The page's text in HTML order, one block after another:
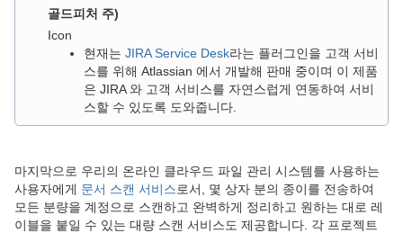
골드피처 주)
Icon
현재는 JIRA Service Desk라는 플러그인을 고객 서비
스를 위해 Atlassian 에서 개발해 판매 중이며 이 제품
은 JIRA 와 고객 서비스를 자연스럽게 연동하여 서비
스할 수 있도록 도와줍니다.
마지막으로 우리의 온라인 클라우드 파일 관리 시스템를 사용하는
사용자에게 문서 스캔 서비스로서, 몇 상자 분의 종이를 전송하여
모든 분량을 계정으로 스캔하고 완벽하게 정리하고 원하는 대로 레
이블을 붙일 수 있는 대량 스캔 서비스도 제공합니다. 각 프로젝트